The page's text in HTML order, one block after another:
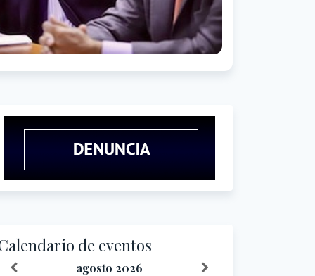
de eventos
agosto 2026